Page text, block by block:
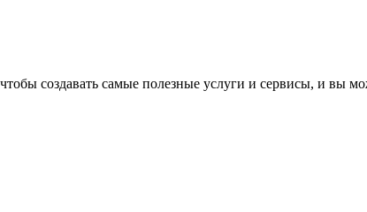
создавать самые полезные услуги и сервисы, и вы